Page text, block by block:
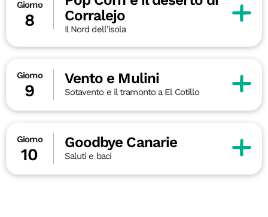
Giorno
8
Corralejo
Il Nord dell'isola
Giorno
9
Vento e Mulini
Sotavento e il tramonto a El Cotillo
Giorno
10
Goodbye Canarie
Saluti e baci